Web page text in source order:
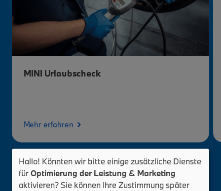
MINI Urlaubscheck
Mehr erfahren ›
Hallo! Könnten wir bitte einige zusätzliche Dienste
fürOptimierung der Leistung & Marketing
aktivieren? Sie können Ihre Zustimmung später